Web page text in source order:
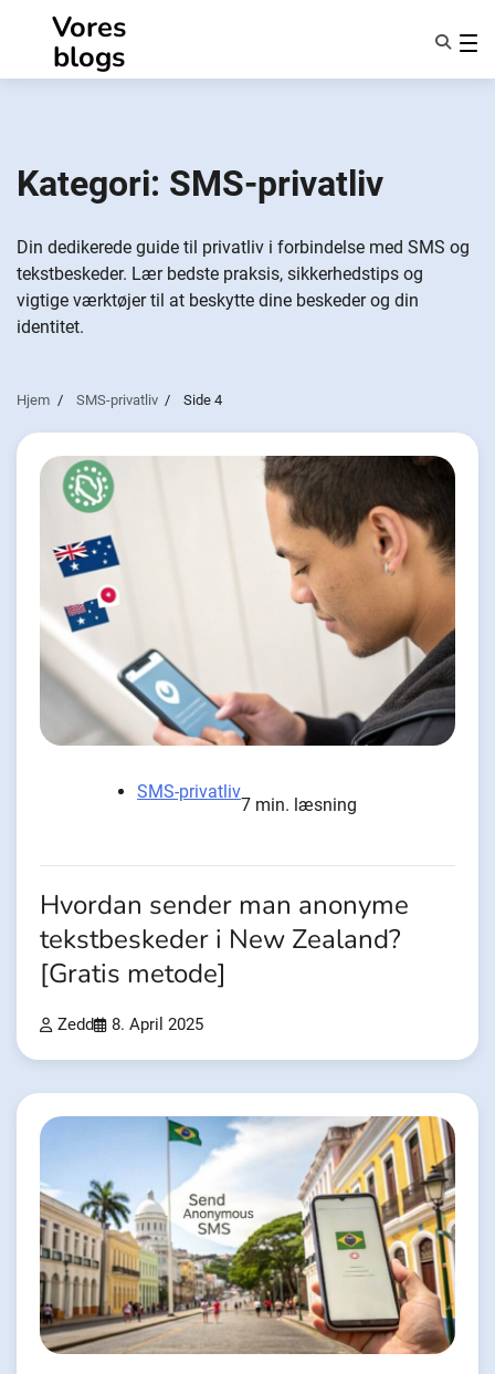
indhold
Vores
blogs
NotifyPartners
Kategori: SMS-privatliv
Din dedikerede guide til privatliv i forbindelse med SMS og
tekstbeskeder. Lær bedste praksis, sikkerhedstips og
vigtige værktøjer til at beskytte dine beskeder og din
identitet.
Hjem SMS-privatliv Side 4
SMS-privatliv
7 min. læsning
Hvordan sender man anonyme
tekstbeskeder i New Zealand?
[Gratis metode]
Zedd 8. April 2025